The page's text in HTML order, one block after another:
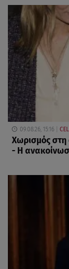
09.08.26, 15:16
Χωρισμός στη
- Η